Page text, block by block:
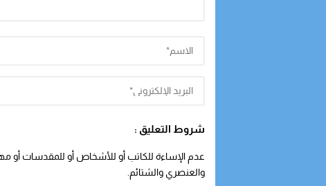
شروط التعليق :
عدم الإساءة للكاتب أو للأشخاص أو للمقدسات أو
والعنصري والشتائم.